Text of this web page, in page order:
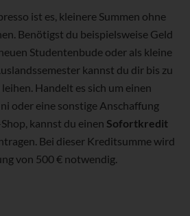
ist es, kleinere Summen ohne
Benötigst du beispielsweise Geld
Studentenbude oder als kleine
kannst du dir bis zu
Handelt es sich um einen
oder eine sonstige Anschaffung
kannst du einen Sofortkredit
Bei dieser Kreditsumme wird
von 500 € notwendig.